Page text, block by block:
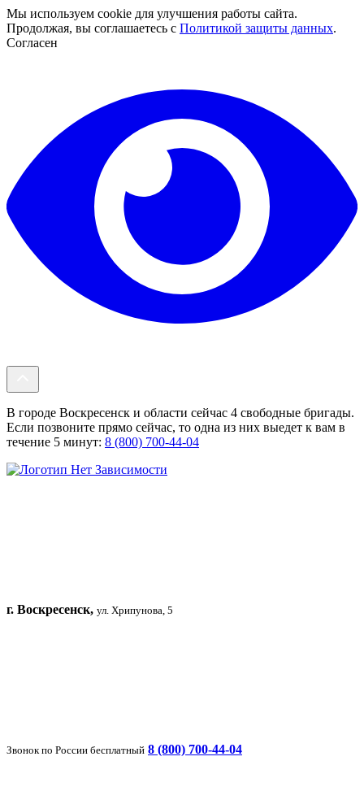
Мы используем cookie для улучшения работы сайта.
Продолжая, вы соглашаетесь с Политикой защиты данных.
Согласен
В городе Воскресенск и области сейчас 4 свободные бригады.
Если позвоните прямо сейчас, то одна из них выедет к вам в
течение 5 минут: 8 (800) 700-44-04
г. Воскресенск, ул. Хрипунова, 5
Звонок по России бесплатный 8 (800) 700-44-04